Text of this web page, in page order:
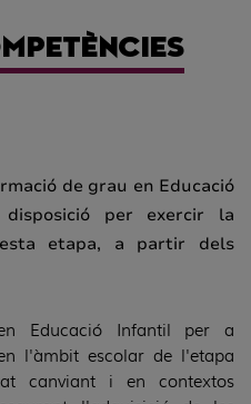
de grau en Educació
per exercir la
etapa, a partir dels
Educació Infantil per a
l'àmbit escolar de l'etapa
canviant i en contextos